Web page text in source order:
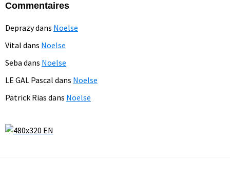
Commentaires
Deprazydans Noelse
Vital dans Noelse
Seba dans Noelse
LE GAL Pascal dans Noelse
Patrick Rias dans Noelse